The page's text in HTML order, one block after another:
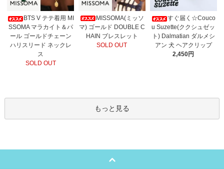
BTS V テテ着用 MI
SSOMA マラカイト＆パ
ール ゴールドチェーン
ハリスリード ネックレ
ス
SOLD OUT
MISSOMA(ミッソ
マ) ゴールド DOUBLE C
HAIN ブレスレット
SOLD OUT
すぐ届く☆Couco
u Suzette(ククシュゼッ
ト) Dalmatian ダルメシ
アン 犬 ヘアクリップ
2,450円
もっと見る